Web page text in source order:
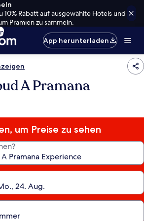
10% Rabatt auf ausgewählte Hotels und
Prämien zu sammeln.
App herunterladen
A Pramana
um Preise zu sehen